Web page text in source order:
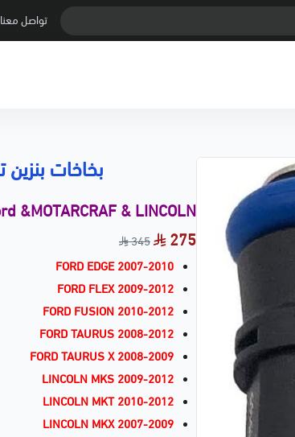
تواصل
بخاخات بنزين
&MOTARCRAF & LINCOLN
275
345
FORD EDGE 2007-2010
FORD FLEX 2009-2012
FORD FUSION 2010-2012
FORD TAURUS 2008-2012
FORD TAURUS X 2008-2009
LINCOLN MKS 2009-2012
LINCOLN MKT 2010-2012
LINCOLN MKX 2007-2009